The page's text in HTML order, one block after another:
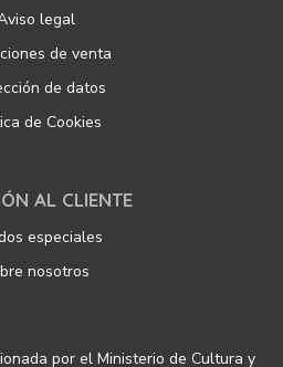
legal
de venta
de datos
de Cookies
AL CLIENTE
especiales
nosotros
por el Ministerio de Cultura y